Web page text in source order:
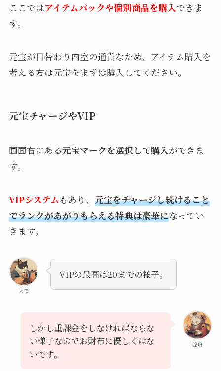
ここではアイテムパックや個別商品を購入できま
す。
元宝が日替わり内室の通貨なため、アイテム購入を
考える方は元宝をまずは購入してください。
元宝チャージやVIP
画面右にある元宝マークを選択して購入ができま
す。
VIPシステムもあり、 元宝をチャージし続けること
でランクがあがりもらえる特典は豪華になってい
きます。
大福
VIPの最高は20までの様子。
琥珀
しかし重課金をしなければならな
い様子なのでお財布に優しくはな
いです。